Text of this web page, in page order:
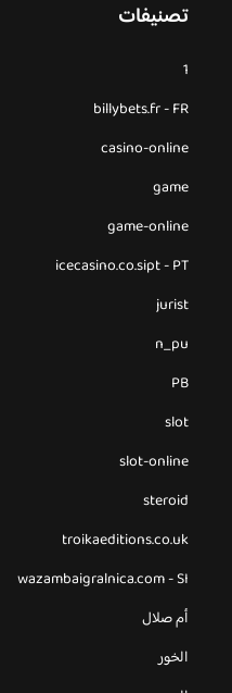
تصنيفات
1
billybets.fr - FR
casino-online
game
game-online
icecasino.co.sipt - PT
jurist
n_pu
PB
slot
slot-online
steroid
troikaeditions.co.uk
wazambaigralnica.com - SI
أم صلال
الخور